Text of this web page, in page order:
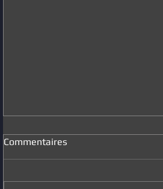
Commentaires